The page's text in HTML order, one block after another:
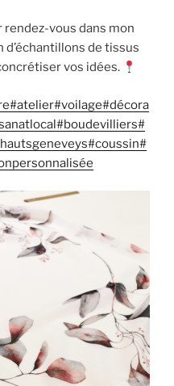
vous dans mon
de tissus
vos idées.
#atelier#voilage#décora
#boudevilliers#
#coussin#